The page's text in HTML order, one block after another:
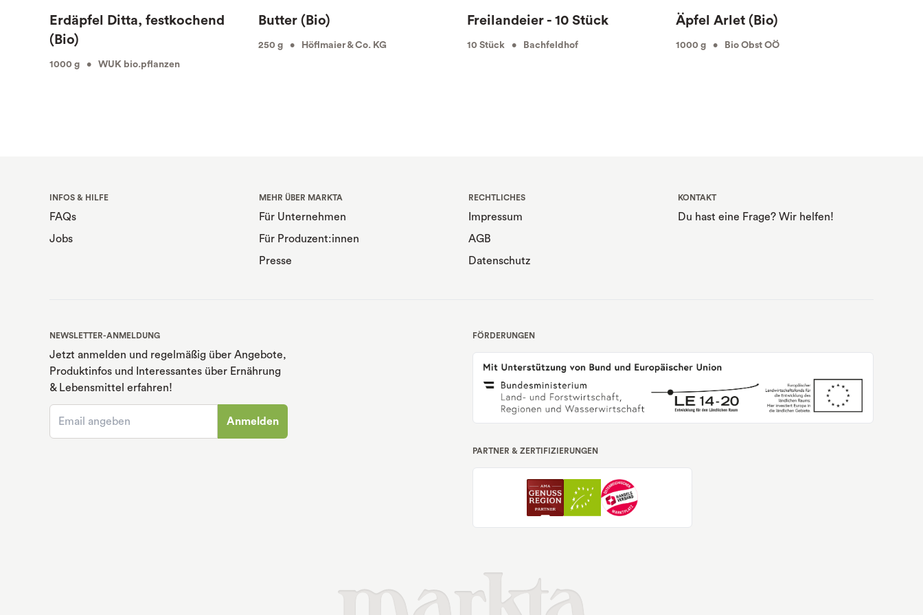
Erdäpfel Ditta, festkochend
(Bio)
1000 g • WUK bio.pflanzen
Butter (Bio)
250 g • Höflmaier & Co. KG
Freilandeier - 10 Stück
10 Stück • Bachfeldhof
Äpfel Arlet (Bio)
1000 g • Bio Obst OÖ
INFOS & HILFE
FAQs
Jobs
MEHR ÜBER MARKTA
Für Unternehmen
Für Produzent:innen
Presse
RECHTLICHES
Impressum
AGB
Datenschutz
KONTAKT
Du hast eine Frage? Wir helfen!
NEWSLETTER-ANMELDUNG
Jetzt anmelden und regelmäßig über Angebote,
Produktinfos und Interessantes über Ernährung
& Lebensmittel erfahren!
Anmelden
FÖRDERUNGEN
PARTNER & ZERTIFIZIERUNGEN